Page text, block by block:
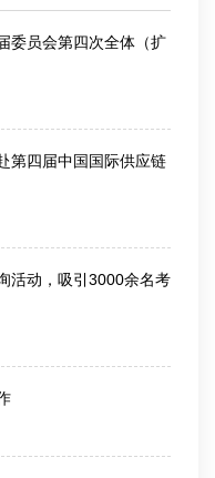
委员会第四次全体（扩
第四届中国国际供应链
活动，吸引3000余名考